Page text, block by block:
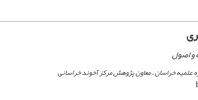
و اصول
خراسان ، معاون پژوهش مرکز آخوند خراسانی